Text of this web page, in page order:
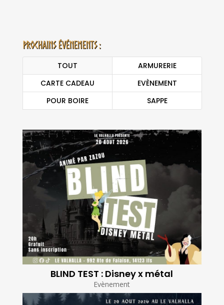
Prochains événements :
TOUT
ARMURERIE
CARTE CADEAU
EVÈNEMENT
POUR BOIRE
SAPPE
BLIND TEST : Disney x métal
Evènement